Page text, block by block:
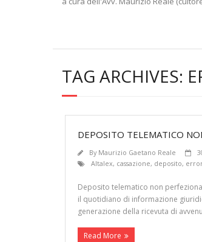
TAG ARCHIVES:
DEPOSITO TELEMATICO
By Maurizio Gaetano Reale
Altalex, cassazione, deposito,
Deposito telematico non
il quotidiano di informazione
generazione della ricevuta di
Read More